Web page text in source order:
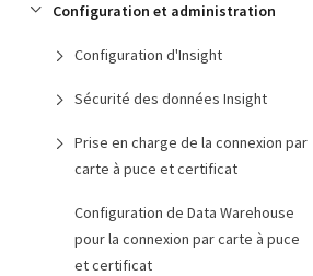
Configuration et administration
Configuration d'Insight
Sécurité des données Insight
Prise en charge de la connexion par
carte à puce et certificat
Configuration de Data Warehouse
pour la connexion par carte à puce
et certificat